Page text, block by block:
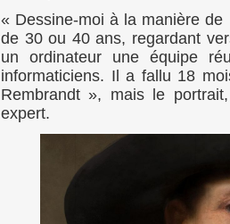
« Dessine-moi à la manière de
de 30 ou 40 ans, regardant
un ordinateur une équipe
informaticiens. Il a fallu 18
Rembrandt », mais le
expert.